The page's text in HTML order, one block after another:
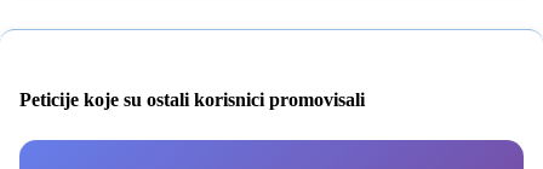
Peticije koje su ostali korisnici promovisali